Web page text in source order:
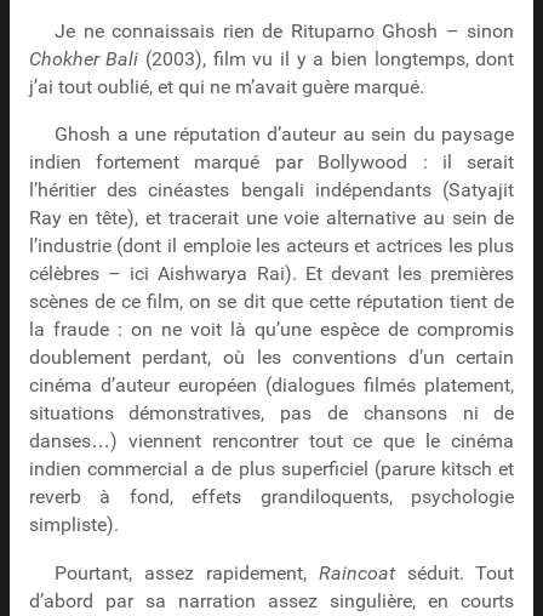
Je ne connaissais rien de Rituparno Ghosh – sinon
Chokher Bali (2003), film vu il y a bien longtemps, dont
j’ai tout oublié, et qui ne m’avait guère marqué.
Ghosh a une réputation d’auteur au sein du paysage
indien fortement marqué par Bollywood : il serait
l’héritier des cinéastes bengali indépendants (Satyajit
Ray en tête), et tracerait une voie alternative au sein de
l’industrie (dont il emploie les acteurs et actrices les plus
célèbres – ici Aishwarya Rai). Et devant les premières
scènes de ce film, on se dit que cette réputation tient de
la fraude : on ne voit là qu’une espèce de compromis
doublement perdant, où les conventions d’un certain
cinéma d’auteur européen (dialogues filmés platement,
situations démonstratives, pas de chansons ni de
danses…) viennent rencontrer tout ce que le cinéma
indien commercial a de plus superficiel (parure kitsch et
reverb à fond, effets grandiloquents, psychologie
simpliste).
Pourtant, assez rapidement, Raincoatséduit. Tout
d’abord par sa narration assez singulière, en courts